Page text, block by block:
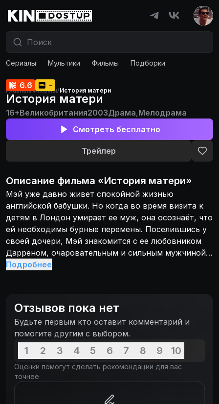
Сериалы Мультики Фильмы Подборки
Главная/Фильмы/История матери
6.6 -
История матери
16+Великобритания2003Драма,Мелодрама
Смотреть бесплатно
Трейлер
Описание фильма «История матери»
Мэй уже давно живет спокойной жизнью
английской бабушки. Но когда во время визита к
детям в Лондон умирает ее муж, она осознаёт, что
ей необходимы бурные перемены. Поселившись у
своей дочери, Мэй знакомится с ее любовником
Дарреном, очаровательным и сильным мужчиной,
который годится ей в сыновья. Их приятные
спастись от одиночества или этот рискованный
шаг - загадочное и манящее начало новой жизни,
способное в любой момент обернуться
грандиозным скандалом...
Подробнее
Отзывов пока нет
Будьте первым кто оставит комментарий и
помогите другим с выбором.
1 2 3 4 5 6 7 8 9 10
Оценки помогут сделать рекомендации для вас
точнее